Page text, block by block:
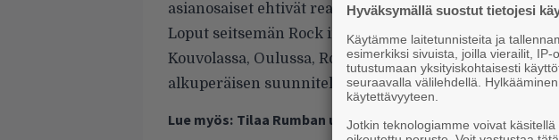
asianosaiset ehtivät reagoimaan peruutuksiin ajoissa.”
Loput seitsemän Rock in the City -
Kouvolassa, Oulussa, Rovaniemellä, Keravalla ja
alkuperäisen suunnitelman mukaan, tiedotteessa
Lue myös: Tilaa Rumban uutiskirje ja tiedät mistä
Hyväksymällä suostut tietojesi
Käytämme laitetunnisteita ja
esimerkiksi sivuista, joilla vierailit,
tutustumaan yksityiskohtaisesti
seuraavalla välilehdellä.
käytettävyyteen.
Jotkin teknologiamme voivat